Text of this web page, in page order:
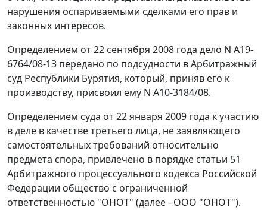
нарушения оспариваемыми сделками его прав и
законных интересов.
Определением от 22 сентября 2008 года дело N А19-
6764/08-13 передано по подсудности в Арбитражный
суд Республики Бурятия, который, приняв его к
производству, присвоил ему N А10-3184/08.
Определением суда от 22 января 2009 года к участию
в деле в качестве третьего лица, не заявляющего
самостоятельных требований относительно
предмета спора, привлечено в порядке статьи 51
Арбитражного процессуального кодекса Российской
Федерации общество с ограниченной
ответственностью "ОНОТ" (далее - ООО "ОНОТ").